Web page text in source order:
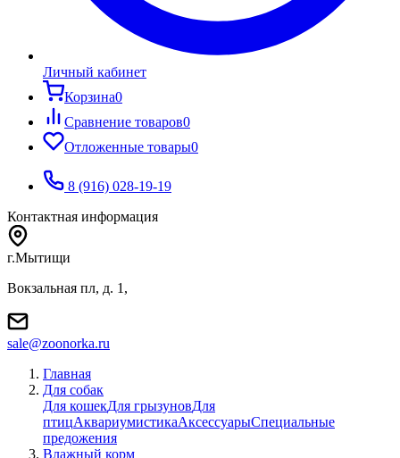
Личный кабинет
Корзина0
Сравнение товаров0
Отложенные товары0
8 (916) 028-19-19
Контактная информация
г.Мытищи
Вокзальная пл, д. 1,
sale@zoonorka.ru
Главная
Для собак
Для кошекДля грызуновДля
птицАквариумистикаАксессуарыСпециальные
предожения
Влажный корм